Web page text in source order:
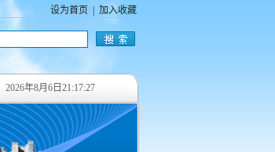
设为首页 加入收藏
2026年8月6日21:17:28